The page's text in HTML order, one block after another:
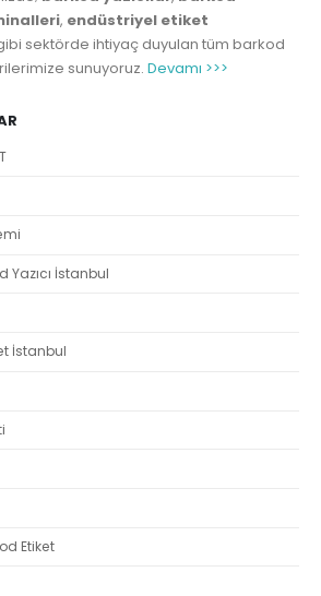
, endüstriyel etiket
sektörde ihtiyaç duyulan tüm barkod
sunuyoruz. Devamı >>>
Yazıcı İstanbul
İstanbul
Etiket